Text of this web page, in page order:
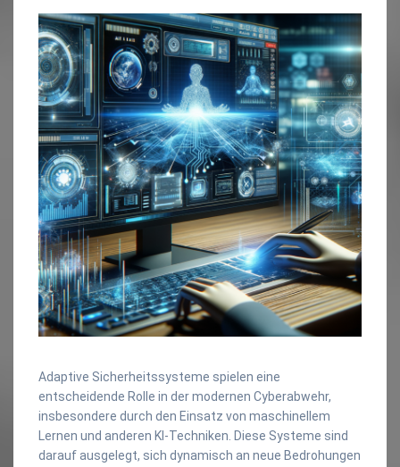
Adaptive Sicherheitssysteme spielen eine
entscheidende Rolle in der modernen Cyberabwehr,
insbesondere durch den Einsatz von maschinellem
Lernen und anderen KI-Techniken. Diese Systeme sind
darauf ausgelegt, sich dynamisch an neue Bedrohungen